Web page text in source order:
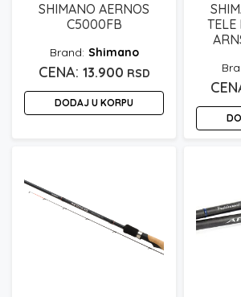
SHIMANO AERNOS
C5000FB
Shimano
13.900 RSD
DODAJ U KORPU